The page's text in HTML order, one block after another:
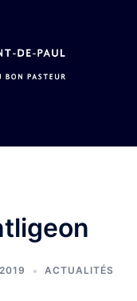
ACTUALITÉS